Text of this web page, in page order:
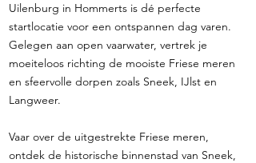
Uilenburg in Hommerts is dé perfecte
startlocatie voor een ontspannen dag varen.
Gelegen aan open vaarwater, vertrek je
moeiteloos richting de mooiste Friese meren
en sfeervolle dorpen zoals Sneek, IJlst en
Langweer.
Vaar over de uitgestrekte Friese meren,
ontdek de historische binnenstad van Sneek,